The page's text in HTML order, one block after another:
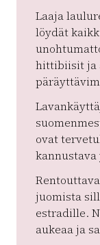
Laaja
löydät
hittibiisit ja
ovat
kannustava
juomista
estradille.
aukeaa ja